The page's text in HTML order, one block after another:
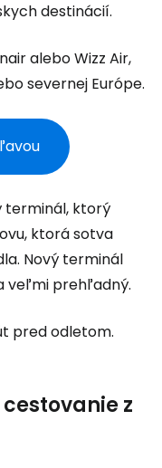
destinácií.
alebo Wizz Air,
severnej Európe.
terminál, ktorý
ktorá sotva
Nový terminál
veľmi prehľadný.
pred odletom.
z